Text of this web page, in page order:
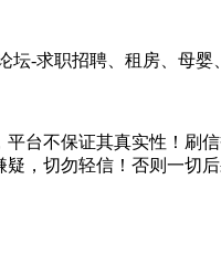
坛-求职招聘、租房、母
平台不保证其真实性！刷
，切勿轻信！否则一切